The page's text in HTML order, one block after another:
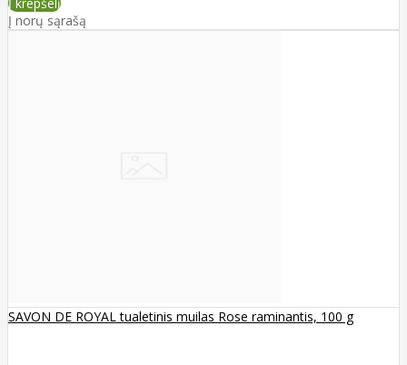
Į norų sąrašą
SAVON DE ROYAL tualetinis muilas Rose raminantis, 100 g